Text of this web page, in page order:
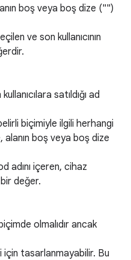
boş veya boş dize ("")
ve son kullanıcının
satıldığı ad
biçimiyle ilgili herhangi
boş veya boş dize
adını içeren, cihaz
bir değer.
olmalıdır ancak
için tasarlanmayabilir. Bu